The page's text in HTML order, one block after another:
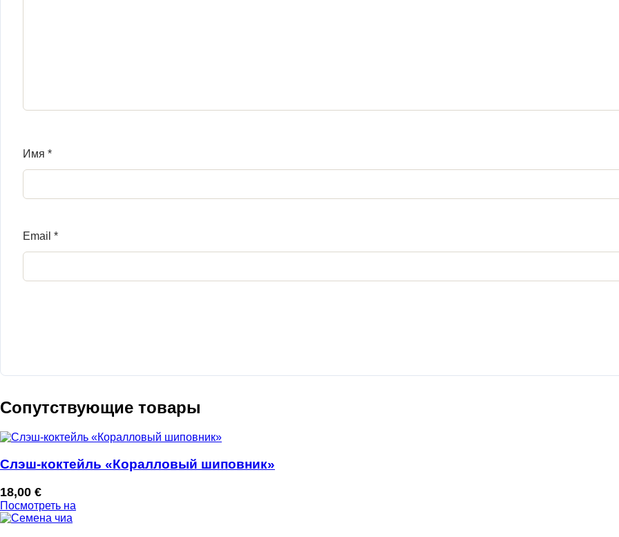
Имя *
Email *
Сопутствующие товары
Слэш-коктейль «Коралловый шиповник»
18,00 €
Посмотреть на